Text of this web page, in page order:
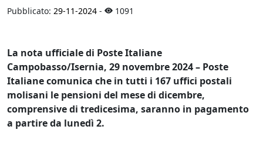
Pubblicato: 29-11-2024 - 1091
La nota ufficiale di Poste Italiane
Campobasso/Isernia, 29 novembre 2024 – Poste
Italiane comunica che in tutti i 167 uffici postali
molisani le pensioni del mese di dicembre,
comprensive di tredicesima, saranno in pagamento
a partire da lunedì 2.